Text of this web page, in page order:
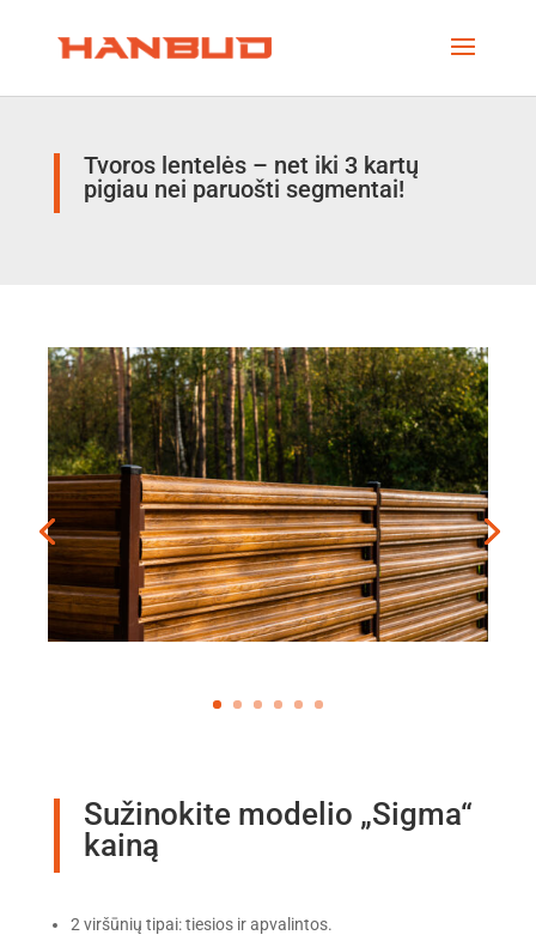
Tvoros lentelės – net iki 3 kartų
pigiau nei paruošti segmentai!
Sužinokite modelio „Sigma“
kainą
2 viršūnių tipai: tiesios ir apvalintos.